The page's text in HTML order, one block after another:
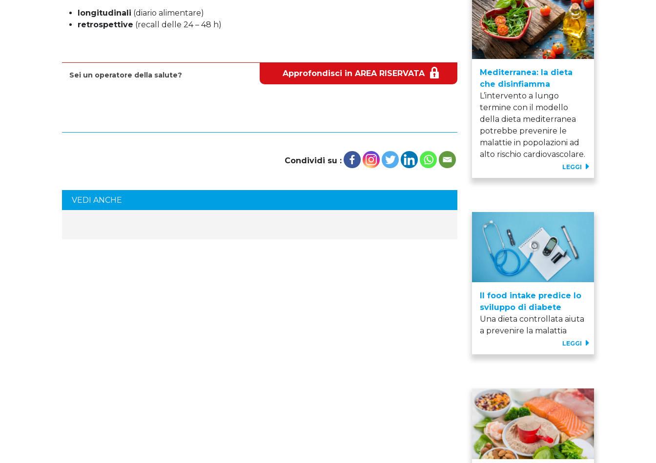
longitudinali (diario alimentare)
retrospettive (recall delle 24 – 48 h)
Sei un operatore della salute? Approfondisci in AREA RISERVATA
Condividi su :
VEDI ANCHE
Mediterranea: la dieta
che disinfiamma
L’intervento a lungo
termine con il modello
della dieta mediterranea
potrebbe prevenire le
malattie in popolazioni ad
alto rischio cardiovascolare.
LEGGI
Il food intake predice lo
sviluppo di diabete
Una dieta controllata aiuta
a prevenire la malattia
LEGGI